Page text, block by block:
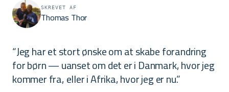
SKREVET AF
Thomas Thor
“Jeg har et stort ønske om at skabe forandring
for børn — uanset om det er i Danmark, hvor jeg
kommer fra, eller i Afrika, hvor jeg er nu.”